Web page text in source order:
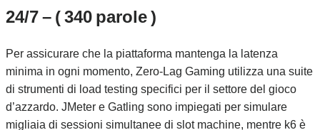
24/7 – ( 340 parole )
Per assicurare che la piattaforma mantenga la latenza
minima in ogni momento, Zero‑Lag Gaming utilizza una suite
di strumenti di load testing specifici per il settore del gioco
d’azzardo. JMeter e Gatling sono impiegati per simulare
migliaia di sessioni simultanee di slot machine, mentre k6 è